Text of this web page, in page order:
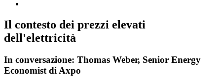
Il contesto dei prezzi elevati
dell'elettricità
In conversazione: Thomas Weber, Senior Energy
Economist di Axpo